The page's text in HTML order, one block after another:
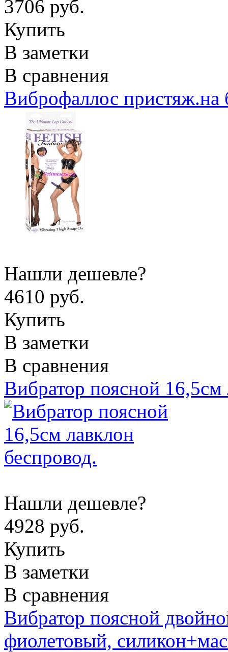
3706 руб.
Купить
В заметки
В сравнения
Виброфаллос пристяж.на
Нашли дешевле?
4610 руб.
Купить
В заметки
В сравнения
Вибратор поясной 16,5см
Нашли дешевле?
4928 руб.
Купить
В заметки
В сравнения
Вибратор поясной
фиолетовый,